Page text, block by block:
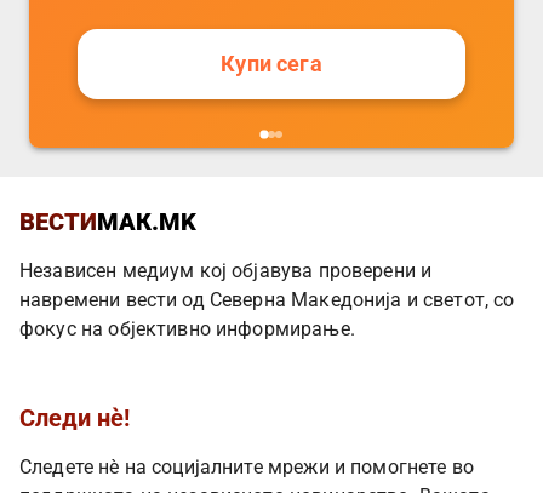
Купи сега
ВЕСТИМАК.MK
Независен медиум кој објавува проверени и
навремени вести од Северна Македонија и светот, со
фокус на објективно информирање.
Следи нè!
Следете нè на социјалните мрежи и помогнете во